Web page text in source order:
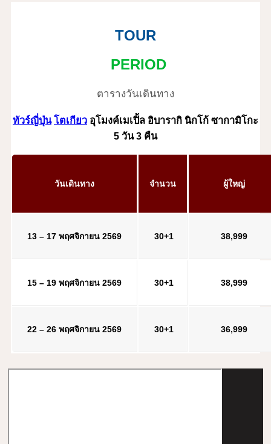
TOUR
PERIOD
ตารางวันเดินทาง
ทัวร์ญี่ปุ่น โตเกียว อุโมงค์เมเปิ้ล อิบารากิ นิกโก้ ซากามิโกะ
5 วัน 3 คืน
วันเดินทาง จำนวน ผู้ใหญ่
13 – 17 พฤศจิกายน 2569 30+1 38,999
15 – 19 พฤศจิกายน 2569 30+1 38,999
22 – 26 พฤศจิกายน 2569 30+1 36,999